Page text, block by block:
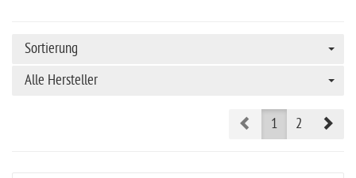
Sortierung
Alle Hersteller
Prev1 2